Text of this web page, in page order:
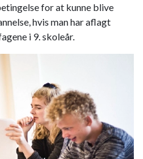
for at kunne blive
hvis man har aflagt
i 9. skoleår.